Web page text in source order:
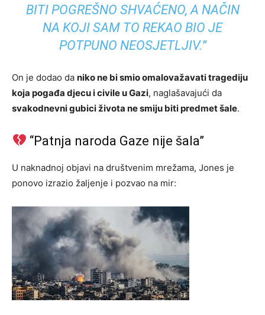
BITI POGREŠNO SHVAĆENO, A NAČIN
NA KOJI SAM TO REKAO BIO JE
POTPUNO NEOSJETLJIV.”
On je dodao da niko ne bi smio omalovažavati tragediju
koja pogađa djecu i civile u Gazi, naglašavajući da
svakodnevni gubici života ne smiju biti predmet šale.
“Patnja naroda Gaze nije šala”
U naknadnoj objavi na društvenim mrežama, Jones je
ponovo izrazio žaljenje i pozvao na mir: